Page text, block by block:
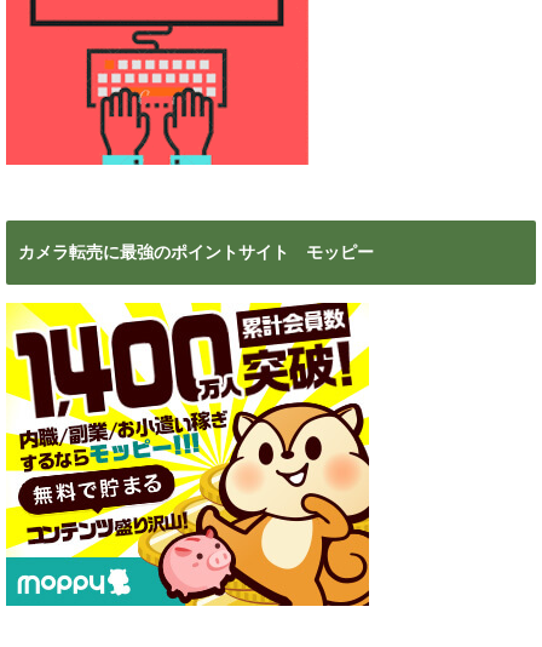
カメラ転売に最強のポイントサイト モッピー